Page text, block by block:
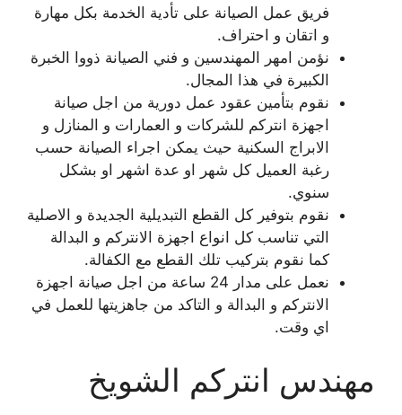
فريق عمل الصيانة على تأدية الخدمة بكل مهارة
و اتقان و احتراف.
نؤمن امهر المهندسين و فني الصيانة ذووا الخبرة
الكبيرة في هذا المجال.
نقوم بتأمين عقود عمل دورية من اجل صيانة
اجهزة انتركم للشركات و العمارات و المنازل و
الابراج السكنية حيث يمكن اجراء الصيانة حسب
رغبة العميل كل شهر او عدة اشهر او بشكل
سنوي.
نقوم بتوفير كل القطع التبديلية الجديدة و الاصلية
التي تناسب كل انواع اجهزة الانتركم و البدالة
كما نقوم بتركيب تلك القطع مع الكفالة.
نعمل على مدار 24 ساعة من اجل صيانة اجهزة
الانتركم و البدالة و التاكد من جاهزيتها للعمل في
اي وقت.
مهندس انتركم الشويخ